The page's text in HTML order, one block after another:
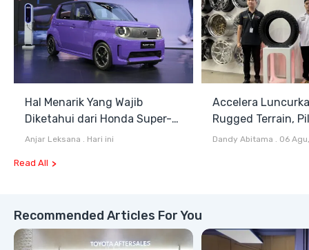
Hal Menarik Yang Wajib
Diketahui dari Honda Super-
ONE Selain Harga
Anjar Leksana . Hari ini
Accelera
Rugged Terrain,
Antara All Terrain
Dandy Abitama . 06
Read All
Recommended Articles For You